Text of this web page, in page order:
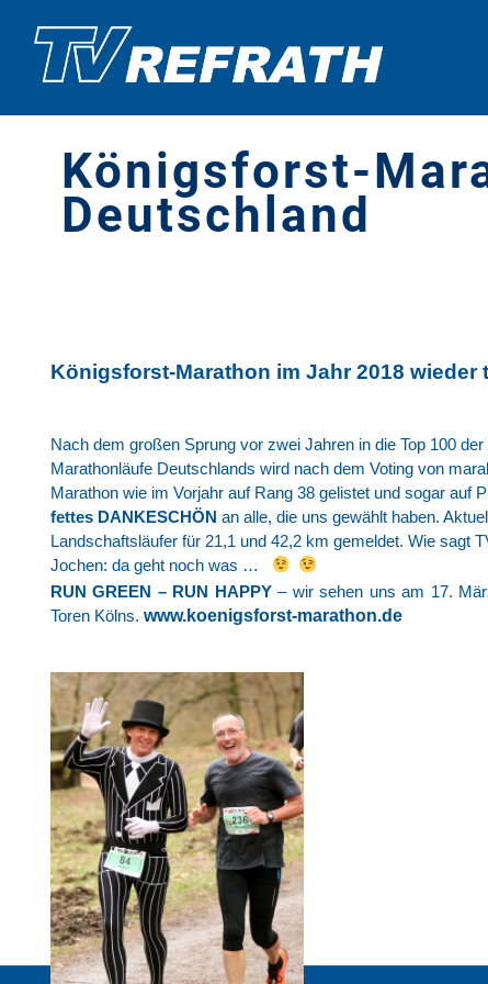
Königsforst-
Deutschland
Königsforst-Marathon im Jahr 2018 wieder
Nach dem großen Sprung vor zwei Jahren in die Top 100
Marathonläufe Deutschlands wird nach dem Voting von
Marathon wie im Vorjahr auf Rang 38 gelistet und sogar auf
fettes DANKESCHÖN an alle, die uns gewählt haben.
Landschaftsläufer für 21,1 und 42,2 km gemeldet. Wie sagt
Jochen: da geht noch was …
RUN GREEN – RUN
HAPPY– wir sehen uns am 17.
Toren Kölns. www.koenigsforst-marathon.de